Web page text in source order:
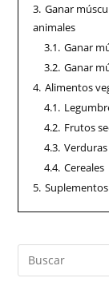
3. Ganar
animales
3.1. Ganar
3.2. Ganar
4. Alimentos
4.1.
4.2. Frutos
4.3.
4.4. Cereales
5.